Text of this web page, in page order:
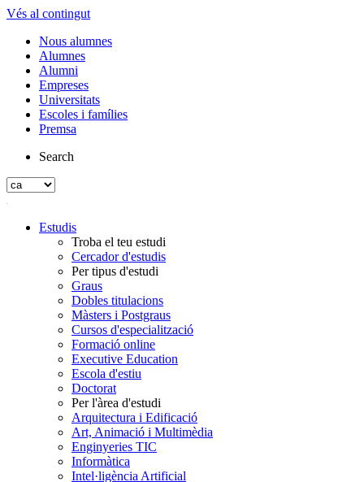
Vés al contingut
Nous alumnes
Alumnes
Alumni
Empreses
Universitats
Escoles i famílies
Premsa
Search
Estudis
Troba el teu estudi
Cercador d'estudis
Per tipus d'estudi
Graus
Dobles titulacions
Màsters i Postgraus
Cursos d'especialització
Formació online
Executive Education
Escola d'estiu
Doctorat
Per l'àrea d'estudi
Arquitectura i Edificació
Art, Animació i Multimèdia
Enginyeries TIC
Informàtica
Intel·ligència Artificial